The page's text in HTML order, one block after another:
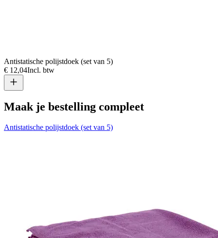
Antistatische polijstdoek (set van 5)
€ 12,04Incl. btw
Maak je bestelling compleet
Antistatische polijstdoek (set van 5)